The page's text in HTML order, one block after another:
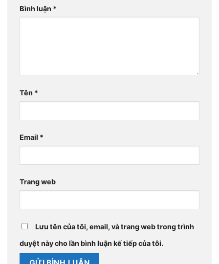
Bình luận *
Tên *
Email *
Trang web
Lưu tên của tôi, email, và trang web trong trình
duyệt này cho lần bình luận kế tiếp của tôi.